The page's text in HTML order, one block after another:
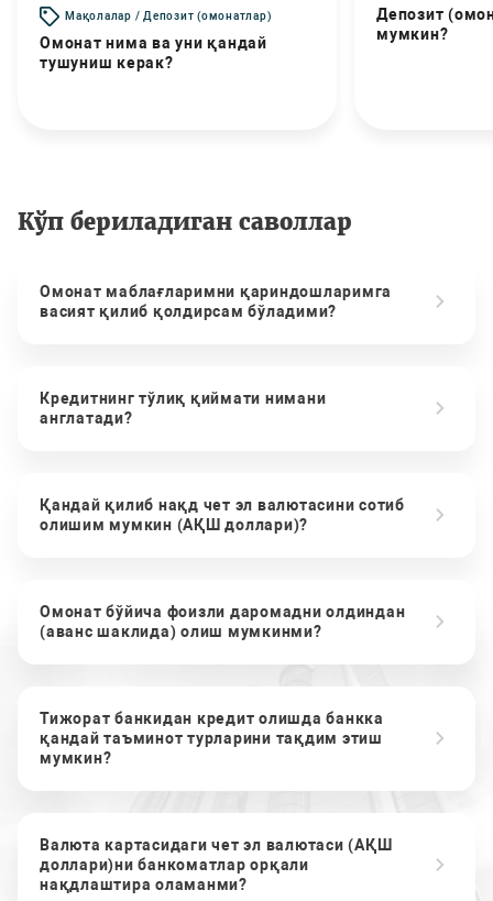
Мақолалар / Депозит (омонатлар)
Омонат нима ва уни қандай
тушуниш керак?
Депозит
мумкин?
Кўп бериладиган саволлар
Омонат маблағларимни қариндошларимга
васият қилиб қолдирсам бўладими?
Кредитнинг тўлиқ қиймати нимани
англатади?
Қандай қилиб нақд чет эл валютасини сотиб
олишим мумкин (АҚШ доллари)?
Омонат бўйича фоизли даромадни олдиндан
(аванс шаклида) олиш мумкинми?
Тижорат банкидан кредит олишда банкка
қандай таъминот турларини тақдим этиш
мумкин?
Валюта картасидаги чет эл валютаси (АҚШ
доллари)ни банкоматлар орқали
нақдлаштира оламанми?